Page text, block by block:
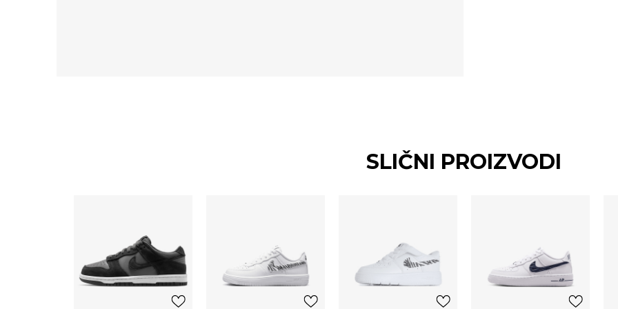
SLIČNI PROIZVODI